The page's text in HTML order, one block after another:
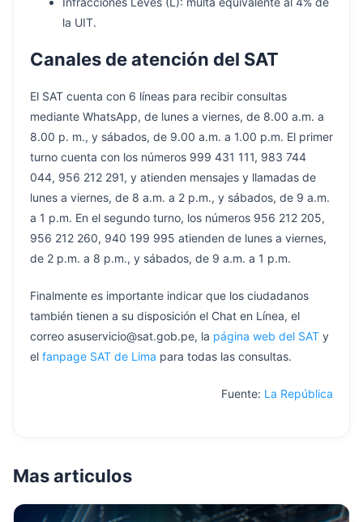
la UIT.
Canales de atención del SAT
El SAT cuenta con 6 líneas para recibir consultas
mediante WhatsApp, de lunes a viernes, de 8.00 a.m. a
8.00 p. m., y sábados, de 9.00 a.m. a 1.00 p.m. El primer
turno cuenta con los números 999 431 111, 983 744
044, 956 212 291, y atienden mensajes y llamadas de
lunes a viernes, de 8 a.m. a 2 p.m., y sábados, de 9 a.m.
a 1 p.m. En el segundo turno, los números 956 212 205,
956 212 260, 940 199 995 atienden de lunes a viernes,
de 2 p.m. a 8 p.m., y sábados, de 9 a.m. a 1 p.m.
Finalmente es importante indicar que los ciudadanos
también tienen a su disposición el Chat en Línea, el
correo asuservicio@sat.gob.pe, la página web del SAT y
el fanpage SAT de Lima para todas las consultas.
Fuente: La República
Mas articulos